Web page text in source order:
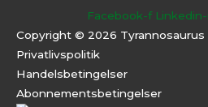
Facebook-f
Copyright © 2026 Tyrannosaurus
Privatlivspolitik
Handelsbetingelser
Abonnementsbetingelser